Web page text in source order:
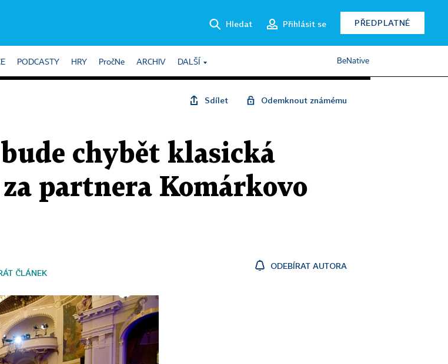
Hledat Přihlásit se PŘEDPLATNÉ
PODCASTY HRY PročNe ARCHIV DALŠÍ BeNative
Sdílet Odemknout známému
chybět klasická
partnera Komárkovo
ČLÁNEK
ODEBÍRAT AUTORA